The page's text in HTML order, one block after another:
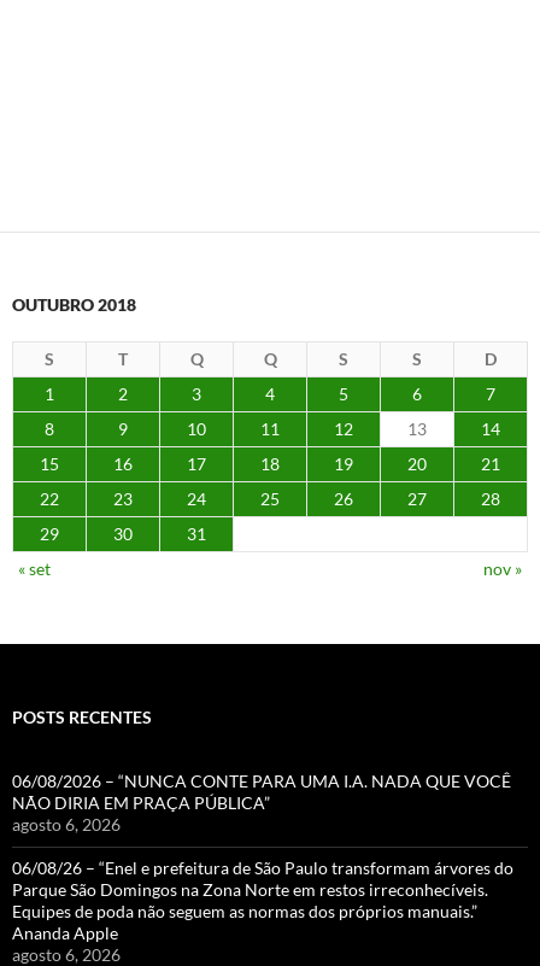
OUTUBRO 2018
S T Q Q S S
D
1
2 3 4 5 6
7
8
9 10 11 12 13
14
15
16 17 18 19 20
21
22
23 24 25 26 27
28
29
30
31
« set
nov »
POSTS RECENTES
06/08/2026 – “NUNCA CONTE PARA UMA I.A. NADA QUE VOCÊ
NÃO DIRIA EM PRAÇA PÚBLICA”
agosto 6, 2026
06/08/26 – “Enel e prefeitura de São Paulo transformam árvores do
Parque São Domingos na Zona Norte em restos irreconhecíveis.
Equipes de poda não seguem as normas dos próprios manuais.”
Ananda Apple
agosto 6, 2026